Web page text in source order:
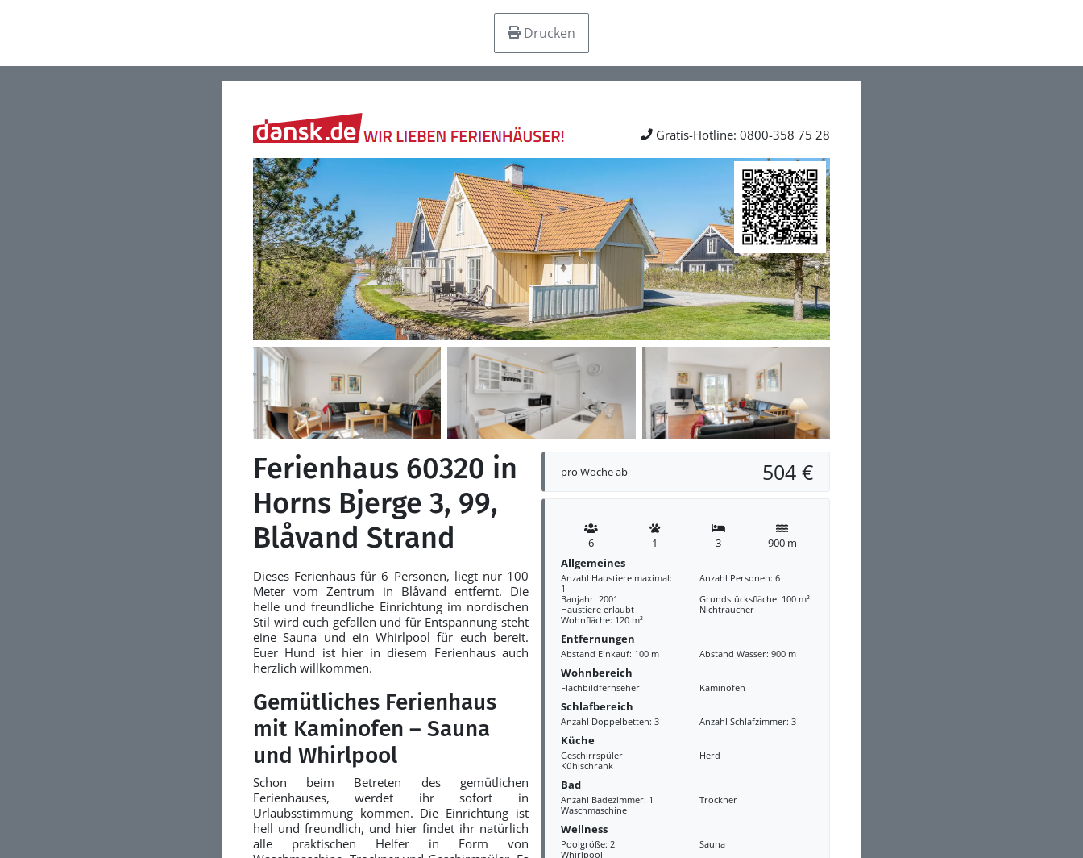
Drucken
Gratis-Hotline: 0800-358 75 28
pro Woche ab 504 €
6 1 3
900 m
Allgemeines
Anzahl Haustiere maximal:
1
Anzahl Personen: 6
Baujahr: 2001
Grundstücksfläche: 100 m²
Haustiere erlaubt
Nichtraucher
Wohnfläche: 120 m²
Entfernungen
Abstand Einkauf: 100 m Abstand Wasser: 900 m
Wohnbereich
Flachbildfernseher Kaminofen
Schlafbereich
Anzahl Doppelbetten: 3 Anzahl Schlafzimmer: 3
Küche
Geschirrspüler
Herd
Kühlschrank
Bad
Anzahl Badezimmer: 1
Trockner
Waschmaschine
Wellness
Poolgröße: 2
Sauna
Whirlpool
Ferienhaus 60320 in
Horns Bjerge 3, 99,
Blåvand Strand
Dieses Ferienhaus für 6 Personen, liegt nur 100
Meter vom Zentrum in Blåvand entfernt. Die
helle und freundliche Einrichtung im nordischen
Stil wird euch gefallen und für Entspannung steht
eine Sauna und ein Whirlpool für euch bereit.
Euer Hund ist hier in diesem Ferienhaus auch
herzlich willkommen.
Gemütliches Ferienhaus
mit Kaminofen – Sauna
und Whirlpool
Schon beim Betreten des gemütlichen
Ferienhauses, werdet ihr sofort in
Urlaubsstimmung kommen. Die Einrichtung ist
hell und freundlich, und hier findet ihr natürlich
alle praktischen Helfer in Form von